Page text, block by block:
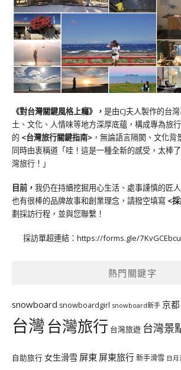
《對台灣關鍵風格上癮》 ， 是由CJ夫人製作的台
土、文化、人情味等地方深厚底蘊，構成專為旅
的 <台灣旅行關鍵指南> ，無論語言隔閡、文化背
同時由衷稱道「哇！這是一種全新的感受，太棒
灣旅行！」
目前， 我仍在持續挖掘用心生活、處事謹慎的匠
也有很棒的品牌故事和創業理念，請撥空填寫 <
劃採訪行程，並與您聯繫！
採訪單超連結： https://forms.gle/
熱門關鍵字
snowboard snowboardgirl snowboard新手 京都
台灣台灣旅行 台灣旅遊 台灣景
自助旅行 女生滑雪 屏東 屏東旅行新手滑雪 日月